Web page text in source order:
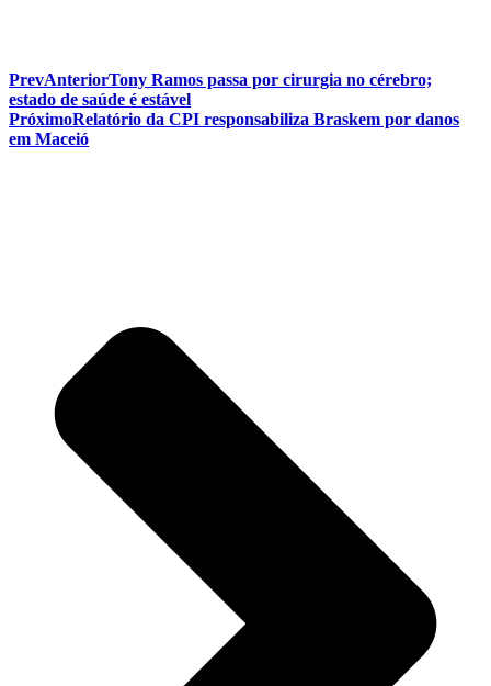
PrevAnteriorTony Ramos passa por cirurgia no cérebro;
estado de saúde é estável
PróximoRelatório da CPI responsabiliza Braskem por danos
em Maceió